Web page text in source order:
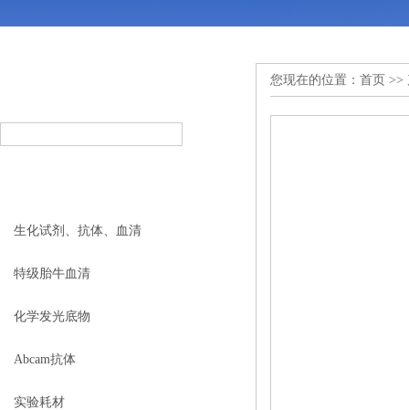
生化试剂、抗体、血清
特级胎牛血清
化学发光底物
Abcam抗体
实验耗材
您现在的位置： 首页 >>